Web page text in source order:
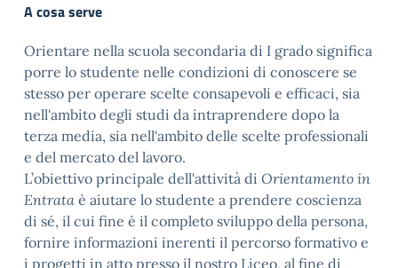
A cosa serve
Orientare nella scuola secondaria di I grado significa
porre lo studente nelle condizioni di conoscere se
stesso per operare scelte consapevoli e efficaci, sia
nell'ambito degli studi da intraprendere dopo la
terza media, sia nell'ambito delle scelte professionali
e del mercato del lavoro.
L’obiettivo principale dell'attività di Orientamento in
Entrata è aiutare lo studente a prendere coscienza
di sé, il cui fine è il completo sviluppo della persona,
fornire informazioni inerenti il percorso formativo e
i progetti in atto presso il nostro Liceo, al fine di